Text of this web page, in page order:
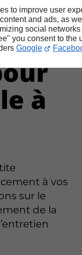
to improve user
and ads, as
social
you consent to the
Google
à
à vos
sur le
de la